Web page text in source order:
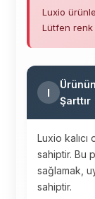
Luxio
Lütfen renk
I
Şarttır
Luxio
sahiptir. Bu
sağlamak,
sahiptir.